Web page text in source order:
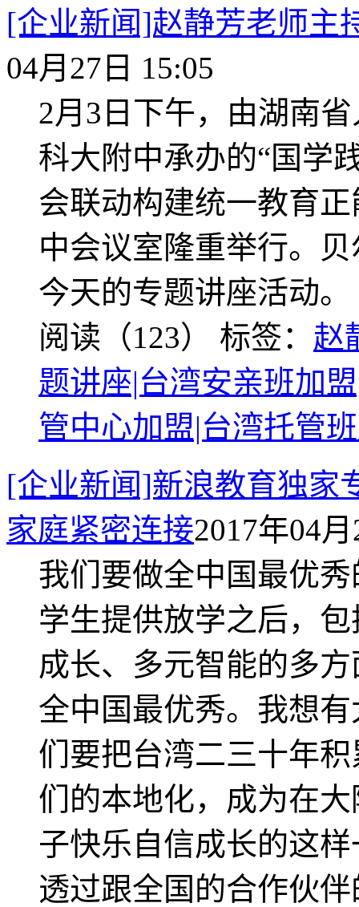
[企业新闻]赵静芳老师主
04月27日 15:05
2月3日下午，由湖南
科大附中承办的“国
会联动构建统一教育
中会议室隆重举行。
今天的专题讲座活动。
阅读（123） 标签： 赵
题讲座|台湾安亲班加
管中心加盟|台湾托管
[企业新闻]新浪教育独家
家庭紧密连接2017年04
我们要做全中国最优
学生提供放学之后，
成长、多元智能的多
全中国最优秀。我想
们要把台湾二三十年
们的本地化，成为在
子快乐自信成长的这
透过跟全国的合作伙